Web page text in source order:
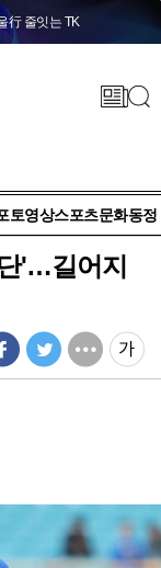
行 줄잇는 TK
토영상스포츠문화동정
'…길어지